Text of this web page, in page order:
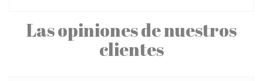
Las opiniones de nuestros
clientes